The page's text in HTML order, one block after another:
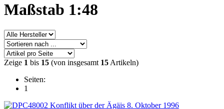
Maßstab 1:48
Zeige 1 bis 15 (von insgesamt 15 Artikeln)
Seiten:
1